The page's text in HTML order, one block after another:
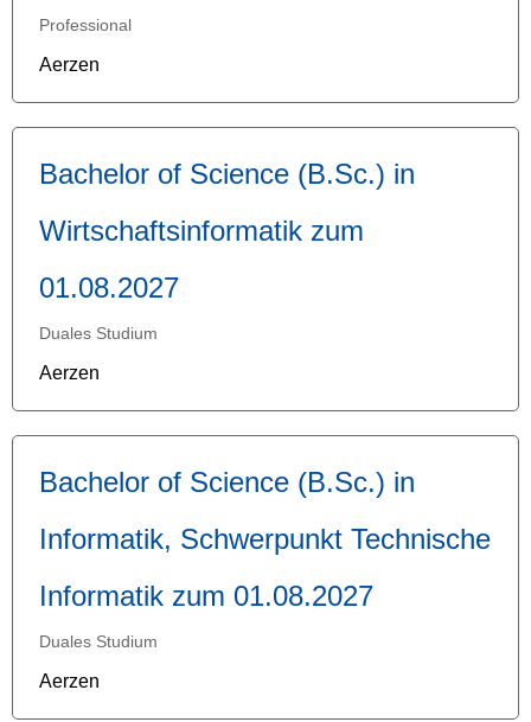
Professional
Aerzen
Bachelor of Science (B.Sc.) in
Wirtschaftsinformatik zum
01.08.2027
Duales Studium
Aerzen
Bachelor of Science (B.Sc.) in
Informatik, Schwerpunkt Technische
Informatik zum 01.08.2027
Duales Studium
Aerzen